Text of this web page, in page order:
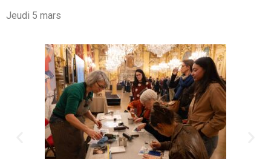
Jeudi 5 mars